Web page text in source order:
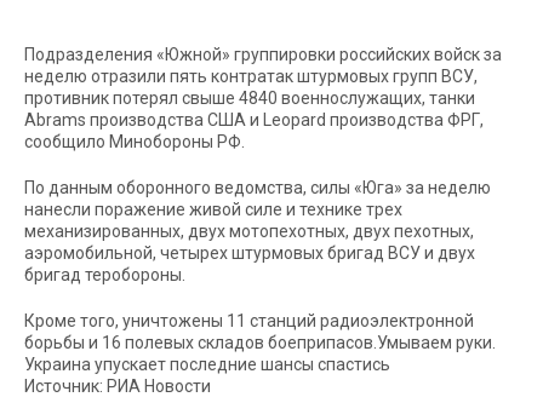
Подразделения «Южной» группировки российских войск за
неделю отразили пять контратак штурмовых групп ВСУ,
противник потерял свыше 4840 военнослужащих, танки
Abrams производства США и Leopard производства ФРГ,
сообщило Минобороны РФ.
По данным оборонного ведомства, силы «Юга» за неделю
нанесли поражение живой силе и технике трех
механизированных, двух мотопехотных, двух пехотных,
аэромобильной, четырех штурмовых бригад ВСУ и двух
бригад теробороны.
Кроме того, уничтожены 11 станций радиоэлектронной
борьбы и 16 полевых складов боеприпасов.Умываем руки.
Украина упускает последние шансы спастись
Источник: РИА Новости